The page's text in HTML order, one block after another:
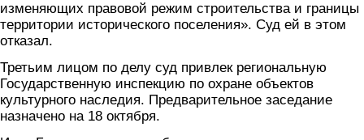
изменяющих правовой режим строительства и границы
территории исторического поселения». Суд ей в этом
отказал.
Третьим лицом по делу суд привлек региональную
Государственную инспекцию по охране объектов
культурного наследия. Предварительное заседание
назначено на 18 октября.